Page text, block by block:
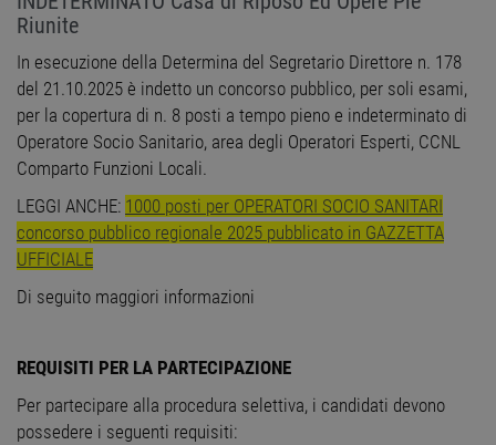
Riunite
In esecuzione della Determina del Segretario Direttore n. 178
del 21.10.2025 è indetto un concorso pubblico, per soli esami,
per la copertura di n. 8 posti a tempo pieno e indeterminato di
Operatore Socio Sanitario, area degli Operatori Esperti, CCNL
Comparto Funzioni Locali.
LEGGI ANCHE: 1000 posti per OPERATORI SOCIO SANITARI
concorso pubblico regionale 2025 pubblicato in GAZZETTA
UFFICIALE
Di seguito maggiori informazioni
REQUISITI PER LA PARTECIPAZIONE
Per partecipare alla procedura selettiva, i candidati devono
possedere i seguenti requisiti: